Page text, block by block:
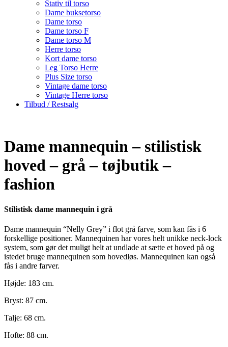
Stativ til torso
Dame buksetorso
Dame torso
Dame torso F
Dame torso M
Herre torso
Kort dame torso
Leg Torso Herre
Plus Size torso
Vintage dame torso
Vintage Herre torso
Tilbud / Restsalg
Dame mannequin – stilistisk
hoved – grå – tøjbutik –
fashion
Stilistisk dame mannequin i grå
Dame mannequin “Nelly Grey” i flot grå farve, som kan fås i 6
forskellige positioner. Mannequinen har vores helt unikke neck-lock
system, som gør det muligt helt at undlade at sætte et hoved på og
istedet bruge mannequinen som hovedløs. Mannequinen kan også
fås i andre farver.
Højde: 183 cm.
Bryst: 87 cm.
Talje: 68 cm.
Hofte: 88 cm.